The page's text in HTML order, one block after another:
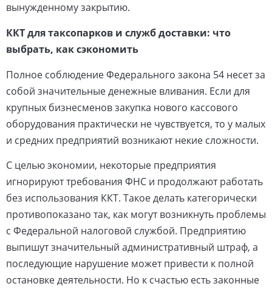
вынужденному закрытию.
ККТ для таксопарков и служб доставки: что
выбрать, как сэкономить
Полное соблюдение Федерального закона 54 несет за
собой значительные денежные вливания. Если для
крупных бизнесменов закупка нового кассового
оборудования практически не чувствуется, то у малых
и средних предприятий возникают некие сложности.
С целью экономии, некоторые предприятия
игнорируют требования ФНС и продолжают работать
без использования ККТ. Такое делать категорически
противопоказано так, как могут возникнуть проблемы
с Федеральной налоговой службой. Предприятию
выпишут значительный административный штраф, а
последующие нарушение может привести к полной
остановке деятельности. Но к счастью есть законные